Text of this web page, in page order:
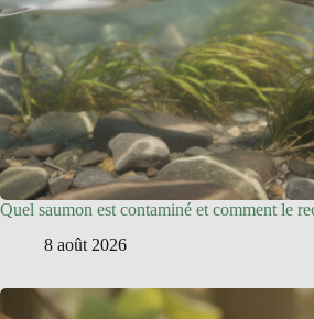
Quel saumon est contaminé et comment le
8 août 2026